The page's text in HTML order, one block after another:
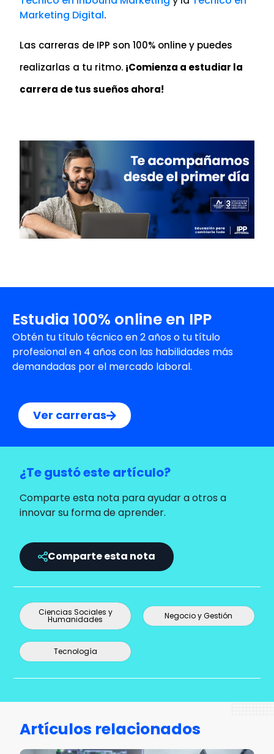
Marketing Digital.
Las carreras de IPP son 100% online y puedes
realizarlas a tu ritmo. ¡Comienza a estudiar la
carrera de tus sueños ahora!
Estudia 100% online en IPP
Obtén tu título técnico en 2 años o tu título
profesional en 4 años con las habilidades más
demandadas por el mercado laboral.
Ver carreras
¿Te gustó este artículo?
Comparte esta nota para ayudar a otros a
innovar su forma de aprender.
Comparte esta nota
Ciencias Sociales y
Humanidades Negocio y Gestión
Tecnología
Artículos relacionados